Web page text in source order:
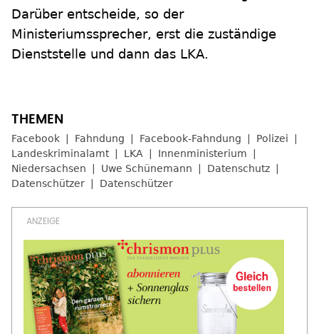
Darüber entscheide, so der
Ministeriumssprecher, erst die zuständige
Dienststelle und dann das LKA.
Facebook Fahndung Facebook-Fahndung
Polizei
Landeskriminalamt
LKA
Innenministerium
Niedersachsen
Uwe Schünemann
Datenschutz
Datenschützer
Datenschützer